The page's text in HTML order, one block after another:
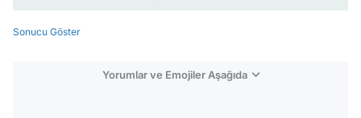
Sonucu Göster
Yorumlar ve Emojiler Aşağıda